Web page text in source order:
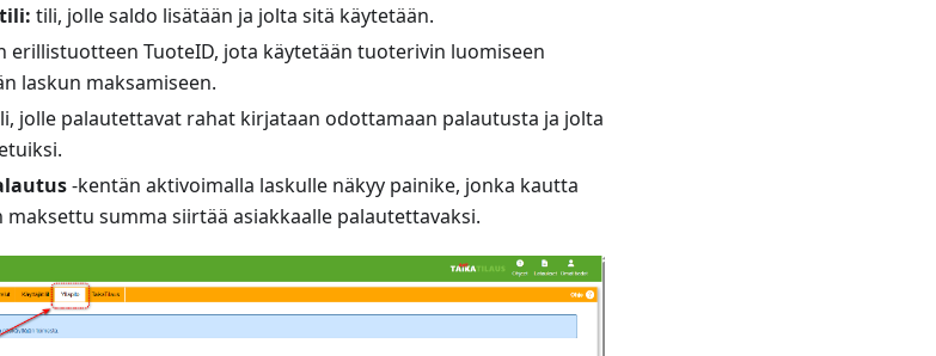
tili, jolle saldo lisätään ja jolta sitä käytetään.
erillistuotteen TuoteID, jota käytetään tuoterivin luomiseen
laskun maksamiseen.
jolle palautettavat rahat kirjataan odottamaan palautusta ja jolta
-kentän aktivoimalla laskulle näkyy painike, jonka kautta
maksettu summa siirtää asiakkaalle palautettavaksi.